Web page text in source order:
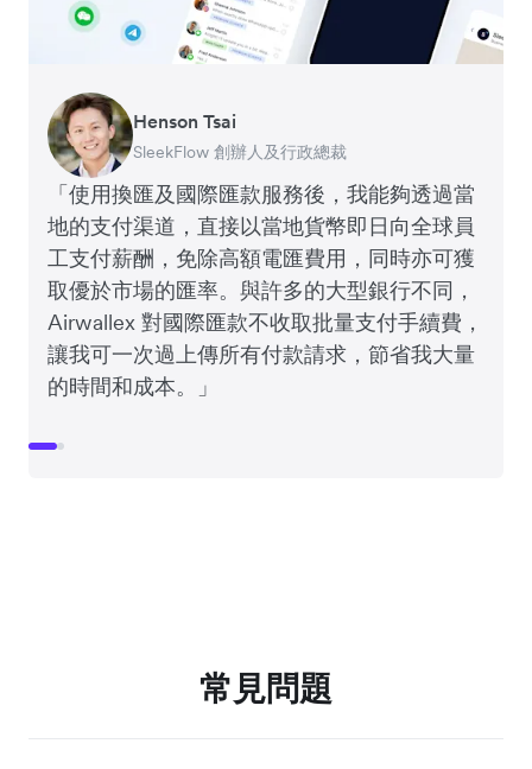
「使用換匯及國際匯款服務後，我能夠透過當
地的支付渠道，直接以當地貨幣即日向全球員
工支付薪酬，免除高額電匯費用，同時亦可獲
取優於市場的匯率。與許多的大型銀行不同，
Airwallex 對國際匯款不收取批量支付手續費，
讓我可一次過上傳所有付款請求，節省我大量
的時間和成本。」
Henson Tsai
SleekFlow 創辦人及行政總裁
Tomy Wu
MyiCellar 共同創辦人
常見問題